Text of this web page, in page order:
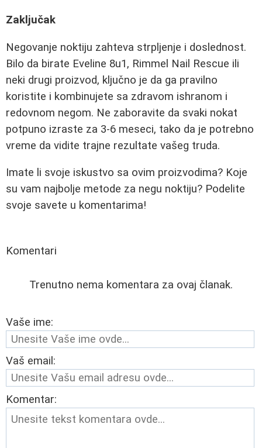
Zaključak
Negovanje noktiju zahteva strpljenje i doslednost.
Bilo da birate Eveline 8u1, Rimmel Nail Rescue ili
neki drugi proizvod, ključno je da ga pravilno
koristite i kombinujete sa zdravom ishranom i
redovnom negom. Ne zaboravite da svaki nokat
potpuno izraste za 3-6 meseci, tako da je potrebno
vreme da vidite trajne rezultate vašeg truda.
Imate li svoje iskustvo sa ovim proizvodima? Koje
su vam najbolje metode za negu noktiju? Podelite
svoje savete u komentarima!
Komentari
Trenutno nema komentara za ovaj članak.
Vaše ime:
Vaš email:
Komentar: